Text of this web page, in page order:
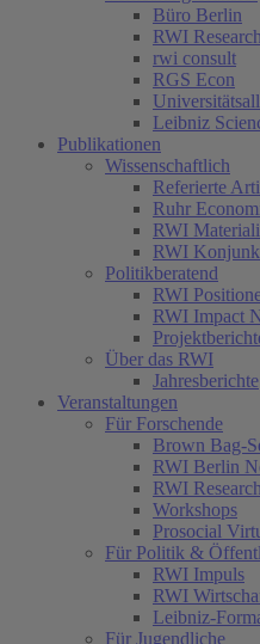
Büro Berlin
RWI
rwi consult
RGS Econ
Leibniz
Publikationen
Wissenschaftlich
Referierte
Ruhr
RWI
RWI
Politikberatend
RWI
RWI Impact
Über das RWI
Jahresberichte
Veranstaltungen
Für Forschende
Brown Bag-
RWI Berlin
RWI
Workshops
Prosocial
Für Politik &
RWI Impuls
RWI
Leibniz-
Für Jugendliche